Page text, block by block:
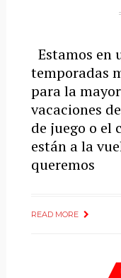
Estamos en
temporadas
para la
vacaciones
de juego o el
están a la
queremos
READ MORE